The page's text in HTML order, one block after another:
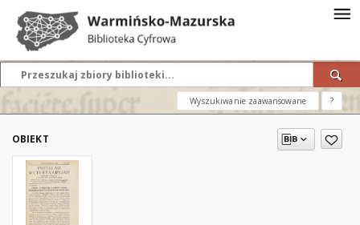
Wyszukiwanie zaawansowane ?
OBIEKT